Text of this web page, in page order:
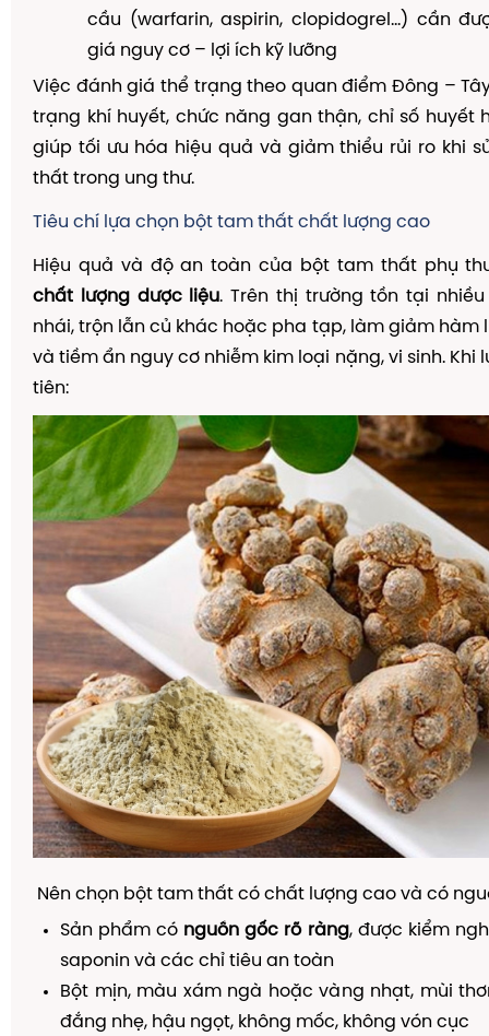
cầu (warfarin, aspirin, clopidogrel…) cần
giá nguy cơ – lợi ích kỹ lưỡng
Việc đánh giá thể trạng theo quan điểm Đông –
trạng khí huyết, chức năng gan thận, chỉ số huyết
giúp tối ưu hóa hiệu quả và giảm thiểu rủi ro khi
thất trong ung thư.
Tiêu chí lựa chọn bột tam thất chất lượng cao
Hiệu quả và độ an toàn của bột tam thất phụ
chất lượng dược liệu. Trên thị trường tồn tại
nhái, trộn lẫn củ khác hoặc pha tạp, làm giảm hàm
và tiềm ẩn nguy cơ nhiễm kim loại nặng, vi sinh. Khi
tiên:
Nên chọn bột tam thất có chất lượng cao và có
Sản phẩm có nguồn gốc rõ ràng, được kiểm
saponin và các chỉ tiêu an toàn
Bột mịn, màu xám ngà hoặc vàng nhạt, mùi
đắng nhẹ, hậu ngọt, không mốc, không vón cục